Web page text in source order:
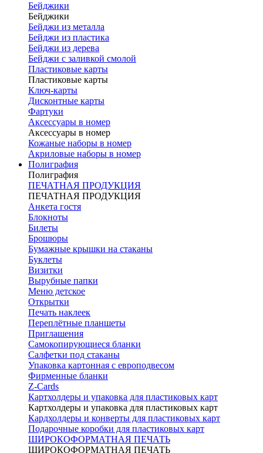
Бейджики
Бейджики
Бейджи из металла
Бейджи из пластика
Бейджи из дерева
Бейджи с заливкой смолой
Пластиковые карты
Пластиковые карты
Ключ-карты
Дисконтные карты
Фартуки
Аксессуары в номер
Аксессуары в номер
Кожаные наборы в номер
Акриловые наборы в номер
Полиграфия
Полиграфия
ПЕЧАТНАЯ ПРОДУКЦИЯ
ПЕЧАТНАЯ ПРОДУКЦИЯ
Анкета гостя
Блокноты
Билеты
Брошюры
Бумажные крышки на стаканы
Буклеты
Визитки
Вырубные папки
Меню детское
Открытки
Печать наклеек
Переплётные планшеты
Приглашения
Самокопирующиеся бланки
Салфетки под стаканы
Упаковка картонная с европодвесом
Фирменные бланки
Z-Cards
Картхолдеры и упаковка для пластиковых карт
Картхолдеры и упаковка для пластиковых карт
Кардхолдеры и конверты для пластиковых карт
Подарочные коробки для пластиковых карт
ШИРОКОФОРМАТНАЯ ПЕЧАТЬ
ШИРОКОФОРМАТНАЯ ПЕЧАТЬ